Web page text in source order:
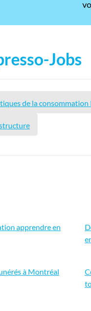
Jobs
de la consommation
apprendre en
à Montréal